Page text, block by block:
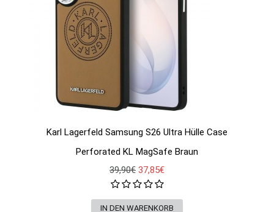
Karl Lagerfeld Samsung S26 Ultra Hülle Case
Perforated KL MagSafe Braun
39,90€ 37,85€